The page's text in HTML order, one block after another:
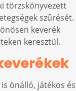
törzskönyvezett
szűrését.
keverék
keresztül.
önálló, játékos és